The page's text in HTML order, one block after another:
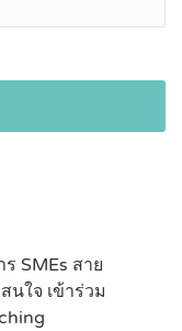
SMEs สาย
นใจ เข้าร่วม